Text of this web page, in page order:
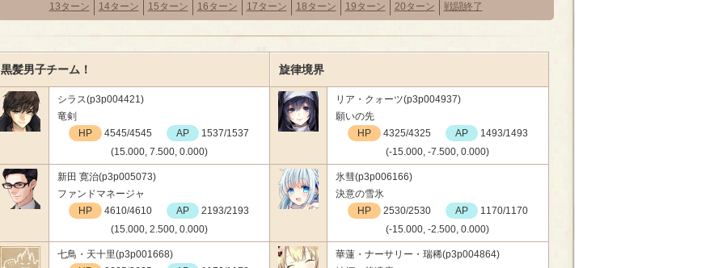
13ターン
14ターン 15ターン 16ターン 17ターン 18ターン 19ターン 20ターン 戦闘終了
黒髪男子チーム！ 旋律境界
シラス(p3p004421)
竜剣
HP
4545/4545 AP
1537/1537
(15.000, 7.500, 0.000)
リア・クォーツ(p3p004937)
願いの先
HP
4325/4325 AP
1493/1493
(-15.000, -7.500, 0.000)
新田 寛治(p3p005073)
ファンドマネージャ
HP
4610/4610 AP
2193/2193
(15.000, 2.500, 0.000)
氷彗(p3p006166)
決意の雪氷
HP
2530/2530 AP
1170/1170
(-15.000, -2.500, 0.000)
七鳥・天十里(p3p001668)
華蓮・ナーサリー・瑞稀(p3p004864)